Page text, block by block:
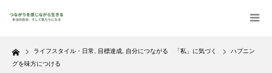
Home ライフスタイル・日常 目標達成 自分につながる 「私」に気づく
ハプニン
グを味方につける